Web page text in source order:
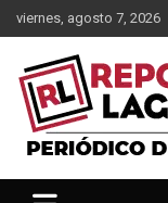
Saltar
al
contenido
viernes, agosto 7, 2026
Reporte